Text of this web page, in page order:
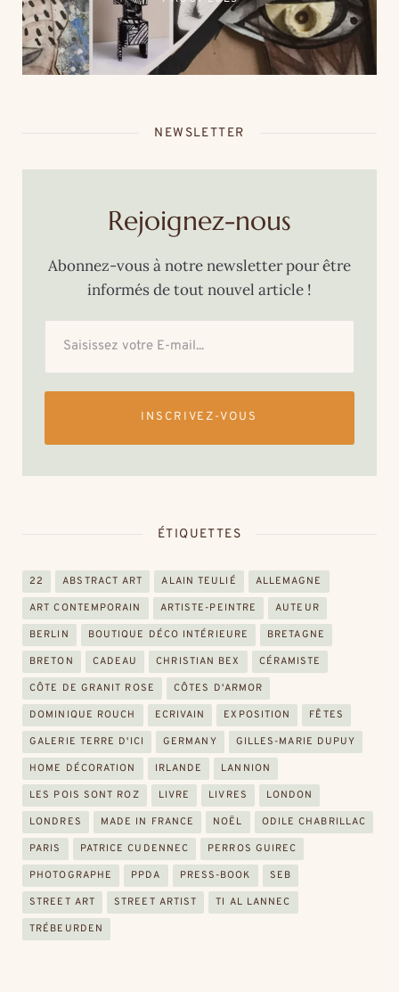
cœur de la thalasso Roz
Marine
NEWSLETTER
Rejoignez-nous
Abonnez-vous à notre newsletter pour être
informés de tout nouvel article !
INSCRIVEZ-VOUS
ÉTIQUETTES
22 ABSTRACT ART ALAIN TEULIÉ ALLEMAGNE
ART CONTEMPORAIN ARTISTE-PEINTRE AUTEUR
BERLIN BOUTIQUE DÉCO INTÉRIEURE BRETAGNE
BRETON CADEAU CHRISTIAN BEX CÉRAMISTE
CÔTE DE GRANIT ROSE CÔTES D'ARMOR
DOMINIQUE ROUCH ECRIVAIN EXPOSITION FÊTES
GALERIE TERRE D'ICI GERMANY GILLES-MARIE DUPUY
HOME DÉCORATION IRLANDE LANNION
LES POIS SONT ROZ LIVRE LIVRES LONDON
LONDRES MADE IN FRANCE NOËL ODILE CHABRILLAC
PARIS PATRICE CUDENNEC PERROS GUIREC
PHOTOGRAPHE PPDA PRESS-BOOK SEB
STREET ART STREET ARTIST TI AL LANNEC
TRÉBEURDEN